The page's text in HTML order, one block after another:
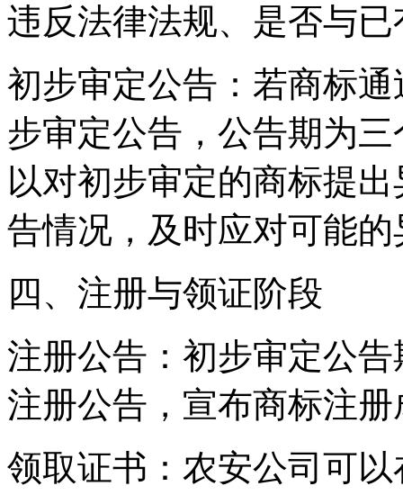
违反法律法规、是否与
初步审定公告‌：若商标
步审定公告，公告期为
以对初步审定的商标提
告情况，及时应对可能的
四、注册与领证阶段
注册公告‌：初步审定公
注册公告，宣布商标注册
领取证书‌：农安公司可